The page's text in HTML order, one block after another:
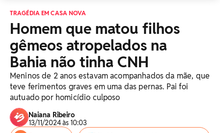
TRAGÉDIA EM CASA NOVA
Homem que matou filhos
gêmeos atropelados na
Bahia não tinha CNH
Meninos de 2 anos estavam acompanhados da mãe, que
teve ferimentos graves em uma das pernas. Pai foi
autuado por homicídio culposo
Naiana Ribeiro
13/11/2024 às 10:03